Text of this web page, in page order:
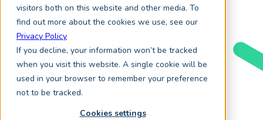
visitors both on this website and other media. To
find out more about the cookies we use, see our
Privacy Policy
If you decline, your information won’t be tracked
when you visit this website. A single cookie will be
used in your browser to remember your preference
not to be tracked.
Cookies settings
Häufig gestellte Fragen (FAQ)
FAQ- Migration zu
de.educations.com